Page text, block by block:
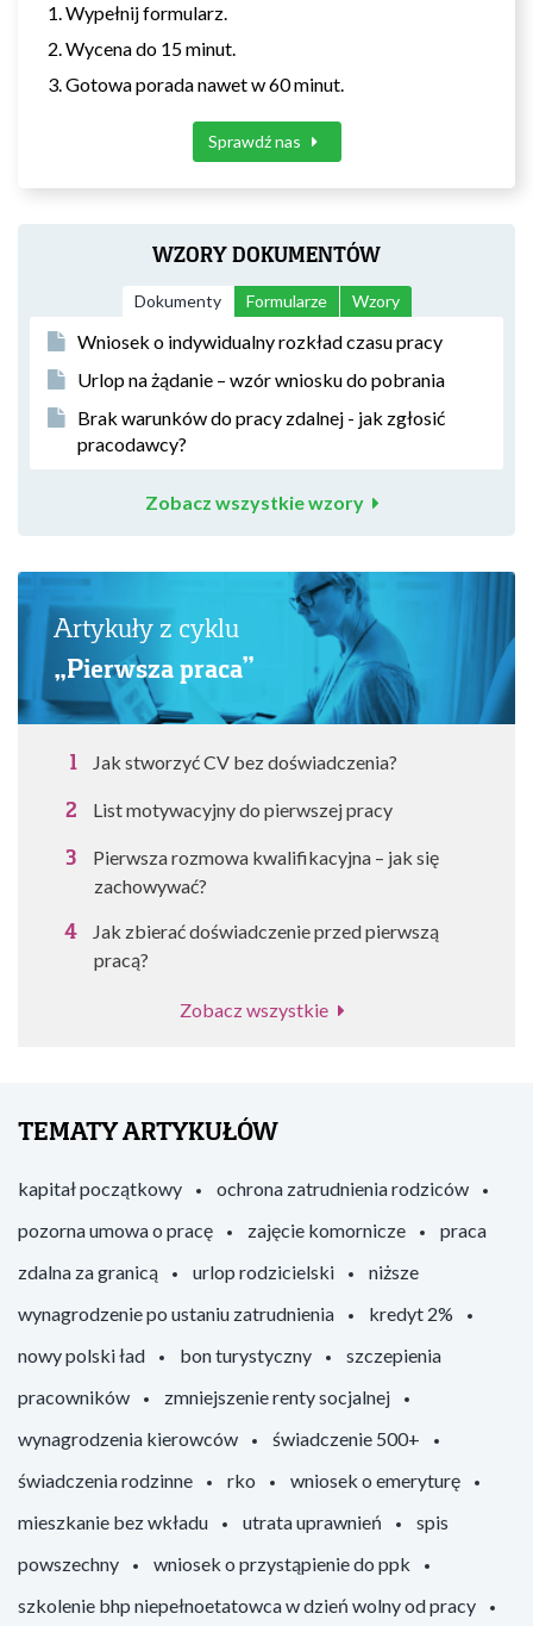
Wypełnij formularz.
Wycena do 15 minut.
Gotowa porada nawet w 60 minut.
Sprawdź nas
WZORY DOKUMENTÓW
Dokumenty Formularze Wzory
Wniosek o indywidualny rozkład czasu pracy
Urlop na żądanie – wzór wniosku do pobrania
Brak warunków do pracy zdalnej - jak zgłosić
pracodawcy?
Zobacz wszystkie wzory
Artykuły z cyklu
„Pierwsza praca”
Jak stworzyć CV bez doświadczenia?
List motywacyjny do pierwszej pracy
Pierwsza rozmowa kwalifikacyjna – jak się
zachowywać?
Jak zbierać doświadczenie przed pierwszą
pracą?
Zobacz wszystkie
TEMATY ARTYKUŁÓW
kapitał początkowy
ochrona zatrudnienia rodziców
pozorna umowa o pracę
zajęcie komornicze
praca
zdalna za granicą
urlop rodzicielski
niższe
wynagrodzenie po ustaniu zatrudnienia
kredyt 2%
nowy polski ład
bon turystyczny
szczepienia
pracowników
zmniejszenie renty socjalnej
wynagrodzenia kierowców
świadczenie 500+
świadczenia rodzinne
rko
wniosek o emeryturę
mieszkanie bez wkładu
utrata uprawnień
spis
powszechny
wniosek o przystąpienie do ppk
szkolenie bhp niepełnoetatowca w dzień wolny od pracy